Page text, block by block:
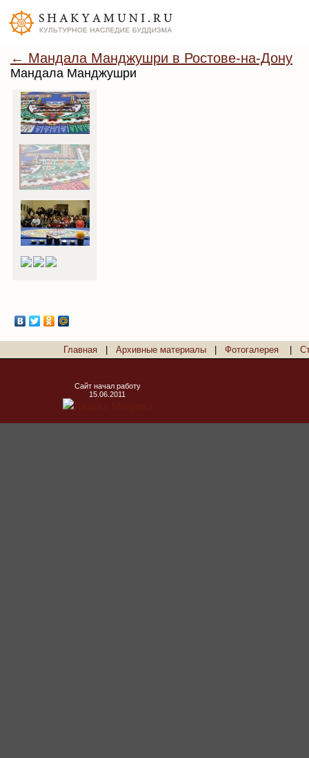
← Мандала Манджушри в Ростове-на-Дону
Мандала Манджушри
Главная Архивные материалы Фотогалерея
Сайт начал работу
15.06.2011